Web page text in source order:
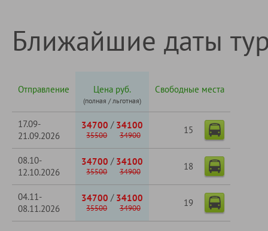
Ближайшие даты
Отправление Цена руб.
(полная / льготная)
Свободные места
17.09-
21.09.2026
34700 / 34100
35500 34900
15
08.10-
12.10.2026
34700 / 34100
35500 34900
18
04.11-
08.11.2026
34700 / 34100
35500 34900
19